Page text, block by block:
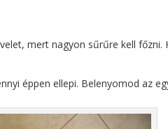
mert nagyon sűrűre kell főzni.
éppen ellepi. Belenyomod az